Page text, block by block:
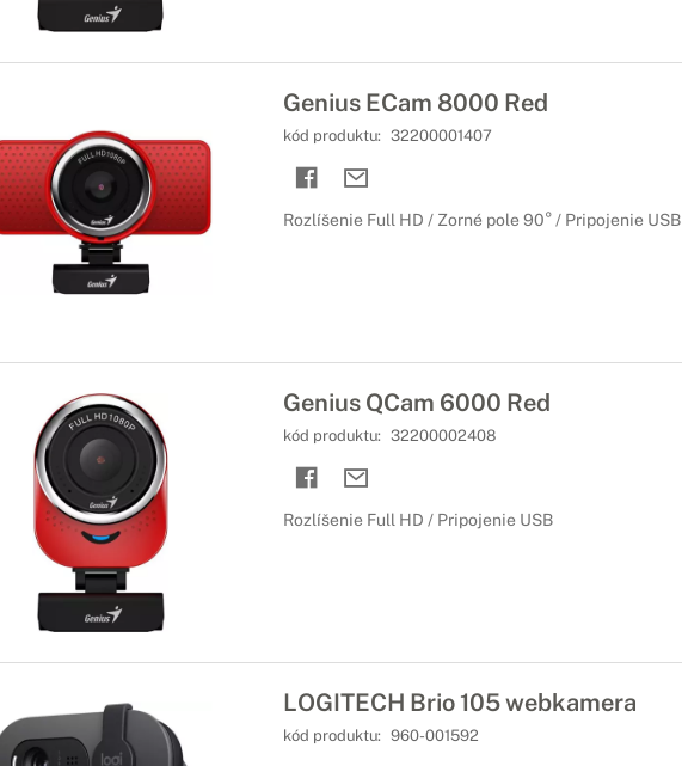
Genius ECam 8000 Red
kód produktu: 32200001407
Rozlíšenie Full HD / Zorné pole 90° / Pripojenie USB
Genius QCam 6000 Red
kód produktu: 32200002408
Rozlíšenie Full HD / Pripojenie USB
LOGITECH Brio 105 webkamera
kód produktu: 960-001592